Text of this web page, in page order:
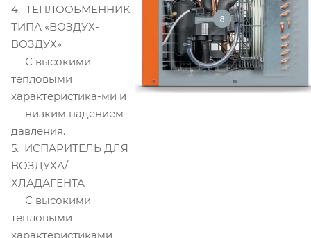
4. ТЕПЛООБМЕННИК
ТИПА «ВОЗДУХ-
ВОЗДУХ»
С высокими
тепловыми
характеристика-ми и
низким падением
давления.
5. ИСПАРИТЕЛЬ ДЛЯ
ВОЗДУХА/
ХЛАДАГЕНТА
С высокими
тепловыми
характеристиками